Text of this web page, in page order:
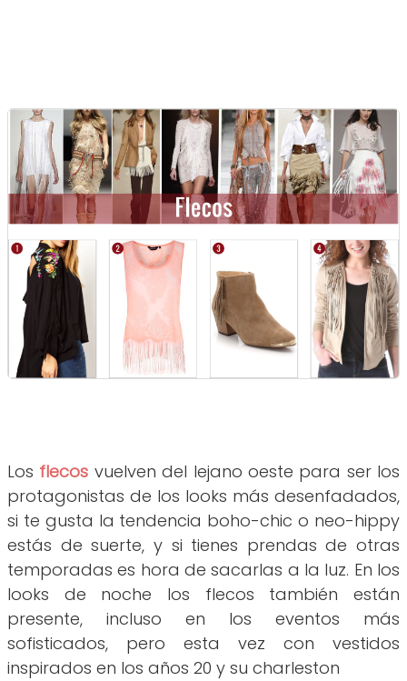
Los flecos vuelven del lejano oeste para ser los
protagonistas de los looks más desenfadados,
si te gusta la tendencia boho-chic o neo-hippy
estás de suerte, y si tienes prendas de otras
temporadas es hora de sacarlas a la luz. En los
looks de noche los flecos también están
presente, incluso en los eventos más
sofisticados, pero esta vez con vestidos
inspirados en los años 20 y su charleston